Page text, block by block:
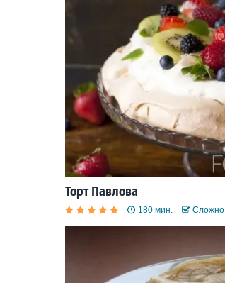
Торт Павлова
180 мин. Сложно